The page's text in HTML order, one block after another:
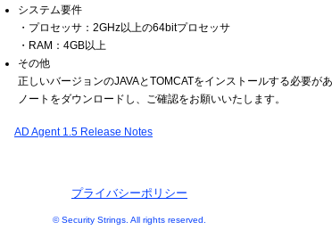
システム要件
・プロセッサ：2GHz以上の64bitプロセッサ
・RAM：4GB以上
その他
正しいバージョンのJAVAとTOMCATをインストールする必要が
ノートをダウンロードし、ご確認をお願いいたします。
AD Agent 1.5 Release Notes
プライバシーポリシー
© Security Strings. All rights reserved.